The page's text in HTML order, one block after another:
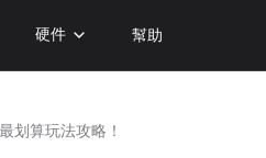
硬件 幫助
划算玩法攻略！